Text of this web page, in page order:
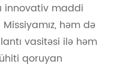
innovativ maddi
həm də
vasitəsi ilə həm
qoruyan